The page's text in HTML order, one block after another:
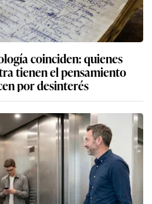
coinciden: quienes
tienen el pensamiento
por desinterés